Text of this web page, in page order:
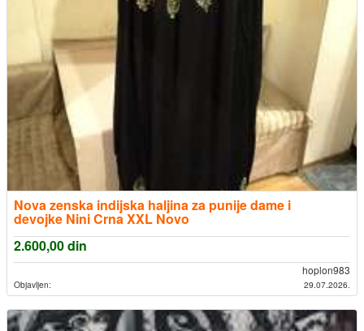
Nova zenska indijska haljina za punije dame i
devojke Nini Crna XXL Novo
2.600,00din
hoplon983
Objavljen: 29.07.2026.